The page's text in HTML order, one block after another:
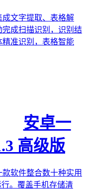
文字提取、表格解
成扫描识别，识别结
准识别，表格智能
安卓一
高级版
软件整合数十种实用
。覆盖手机存储清